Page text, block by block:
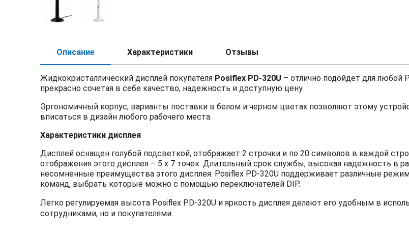
Описание Характеристики Отзывы
Жидкокристаллический дисплей покупателя Posiflex PD-320U – отлично подойдет для любой
прекрасно сочетая в себе качество, надежность и доступную цену.
Эргономичный корпус, варианты поставки в белом и черном цветах позволяют этому
вписаться в дизайн любого рабочего места.
Характеристики дисплея
Дисплей оснащен голубой подсветкой, отображает 2 строчки и по 20 символов в каждой
отображения этого дисплея – 5 х 7 точек. Длительный срок службы, высокая надежность в
несомненные преимущества этого дисплея. Posiflex PD-320U поддерживает различные
команд, выбрать которые можно с помощью переключателей DIP.
Легко регулируемая высота Posiflex PD-320U и яркость дисплея делают его удобным в
сотрудниками, но и покупателями.